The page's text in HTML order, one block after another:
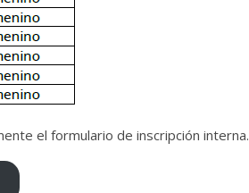
el formulario de inscripción interna.